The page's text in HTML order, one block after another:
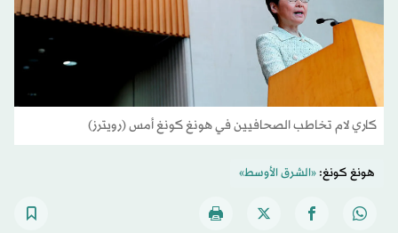
كاري لام تخاطب الصحافيين في هونغ كونغ أمس (رويترز)
هونغ كونغ:«الشرق الأوسط»